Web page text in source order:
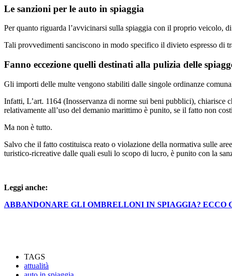
Le sanzioni per le auto in spiaggia
Per quanto riguarda l’avvicinarsi sulla spiaggia con il proprio veicolo,
Tali provvedimenti sanciscono in modo specifico il divieto espresso di
Fanno eccezione quelli destinati alla pulizia delle
Gli importi delle multe vengono stabiliti dalle singole ordinanze
Infatti, L’art. 1164 (Inosservanza di norme sui beni pubblici), chiarisce
relativamente all’uso del demanio marittimo è punito, se il fatto non
Ma non è tutto.
Salvo che il fatto costituisca reato o violazione della normativa sulle
turistico-ricreative dalle quali esuli lo scopo di lucro, è punito con la
Leggi anche:
ABBANDONARE GLI OMBRELLONI IN SPIAGGIA? ECCO
TAGS
attualità